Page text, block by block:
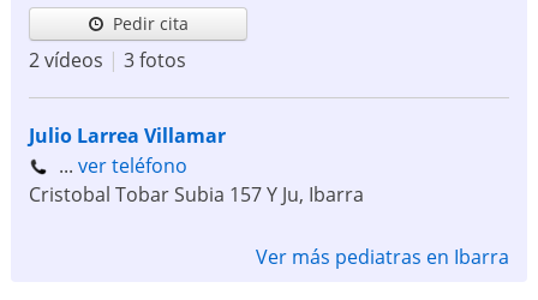
Pedir cita
2 vídeos | 3 fotos
Julio Larrea Villamar
... ver teléfono
Cristobal Tobar Subia 157 Y Ju, Ibarra
Ver más pediatras en Ibarra